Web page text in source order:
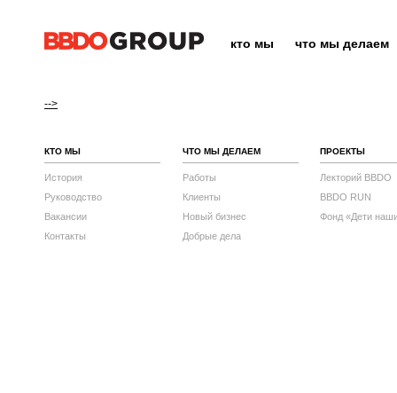
кто мы что мы делаем
-->
КТО МЫ
История
Руководство
Вакансии
Контакты
ЧТО МЫ ДЕЛАЕМ
Работы
Клиенты
Новый бизнес
Добрые дела
ПРОЕКТЫ
Лекторий BBDO
BBDO RUN
Фонд «Дети